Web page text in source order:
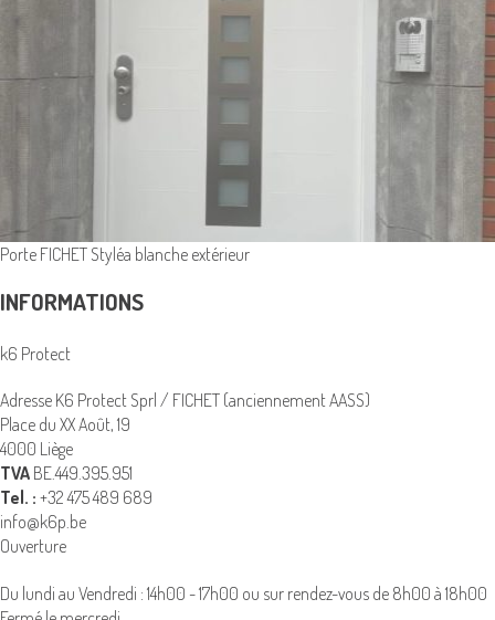
Porte FICHET Styléa blanche extérieur
INFORMATIONS
k6 Protect
Adresse K6 Protect Sprl / FICHET (anciennement AASS)
Place du XX Août, 19
4000 Liège
TVA BE.449.395.951
Tel. : +32 475 489 689
info@k6p.be
Ouverture
Du lundi au Vendredi : 14h00 - 17h00 ou sur rendez-vous de 8h00 à 18h00